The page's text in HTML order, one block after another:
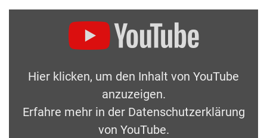
Hier klicken, um den Inhalt von YouTube
anzuzeigen.
Erfahre mehr in der Datenschutzerklärung
von YouTube.